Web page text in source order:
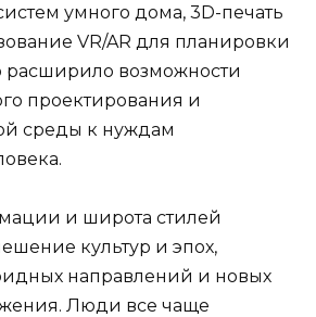
умного дома, 3D-печать
VR/AR для планировки
возможности
проектирования и
среды к нуждам
и широта стилей
культур и эпох,
направлений и новых
Люди все чаще